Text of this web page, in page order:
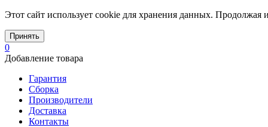
Этот сайт использует cookie для хранения данных. Продолжая
Принять
0
Добавление товара
Гарантия
Сборка
Производители
Доставка
Контакты